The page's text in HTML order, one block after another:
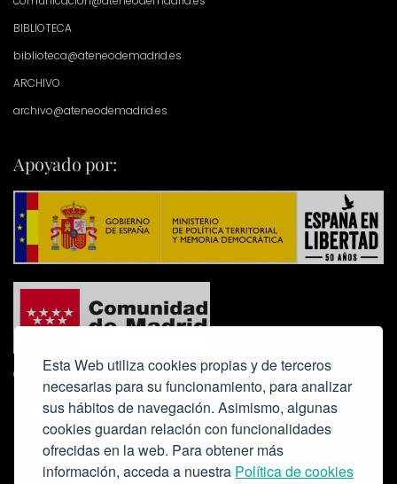
Esta Web utiliza cookies propias y de terceros
necesarias para su funcionamiento, para analizar
sus hábitos de navegación. Asimismo, algunas
cookies guardan relación con funcionalidades
ofrecidas en la web. Para obtener más
información, acceda a nuestra Política de cookies
BIBLIOTECA
biblioteca@ateneodemadrid.es
ARCHIVO
archivo@ateneodemadrid.es
Apoyado por:
Colabora: